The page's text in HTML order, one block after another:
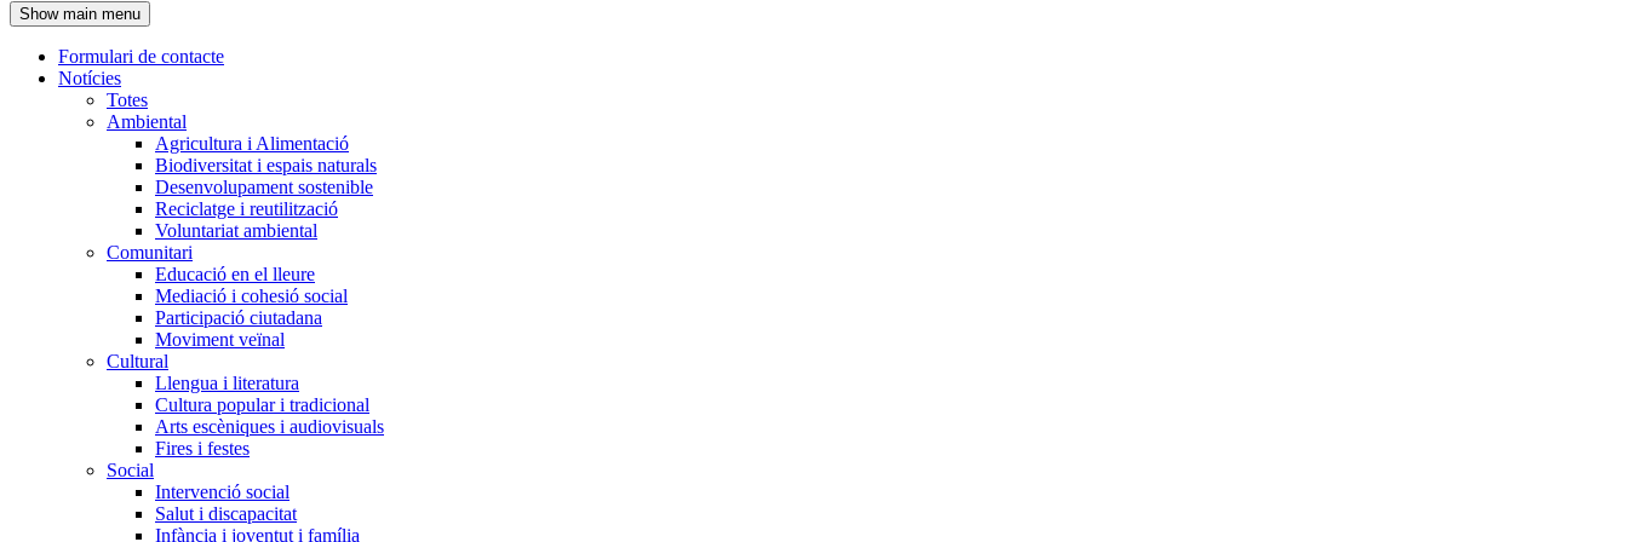
l'encapçalament
Show main menu
Navegació
principal
Formulari de contacte
Notícies
Totes
Ambiental
Agricultura i Alimentació
Biodiversitat i espais naturals
Desenvolupament sostenible
Reciclatge i reutilització
Voluntariat ambiental
Comunitari
Educació en el lleure
Mediació i cohesió social
Participació ciutadana
Moviment veïnal
Cultural
Llengua i literatura
Cultura popular i tradicional
Arts escèniques i audiovisuals
Fires i festes
Social
Intervenció social
Salut i discapacitat
Infància i joventut i família